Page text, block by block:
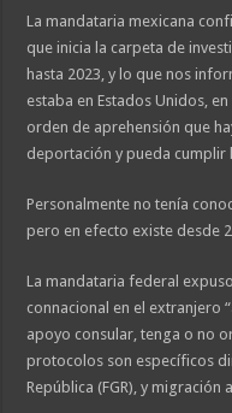
La mandataria mexicana
que inicia la carpeta de
hasta 2023, y lo que nos
estaba en Estados Unidos,
orden de aprehensión que
deportación y pueda cumplir
Personalmente no tenía
pero en efecto existe desde
La mandataria federal
connacional en el extranjero
apoyo consular, tenga o no
protocolos son específicos
República (FGR), y